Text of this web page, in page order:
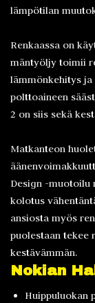
lämpötilan
Renkaassa on
mäntyöljy toimii
lämmönkehitys
polttoaineen
2 on siis sekä
Matkanteon
Design -muotoilu
kolotus
ansiosta myös
puolestaan tekee
kestävämmän.
Nokian
Huippuluokan